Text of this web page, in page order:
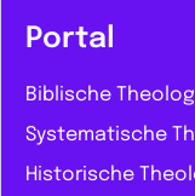
Portal
Biblische
Systematische
Historische